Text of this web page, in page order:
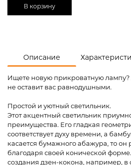
Описание
Ищете новую прикроватную лампу?
не оставит вас равнодушными.
Простой и уютный светильник.
Этот акцентный светильник
преимущества. Его гладкая
соответствует духу времени, а
касается бумажного абажура, то он
благодаря своей конической
создания дзен-кокона, например, в
В корзину